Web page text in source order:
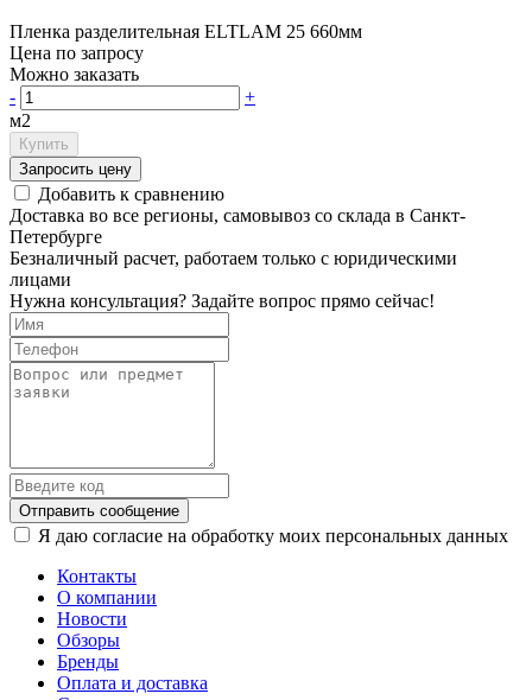
Пленка разделительная ELTLAM 25 660мм
Цена по запросу
Можно заказать
-
+
м2
Купить
Запросить цену
Добавить к сравнению
Доставка во все регионы, самовывоз со склада в Санкт-
Петербурге
Безналичный расчет, работаем только с юридическими
лицами
Нужна консультация? Задайте вопрос прямо сейчас!
Отправить сообщение
Я даю согласие на обработку моих персональных данных
Контакты
О компании
Новости
Обзоры
Бренды
Оплата и доставка